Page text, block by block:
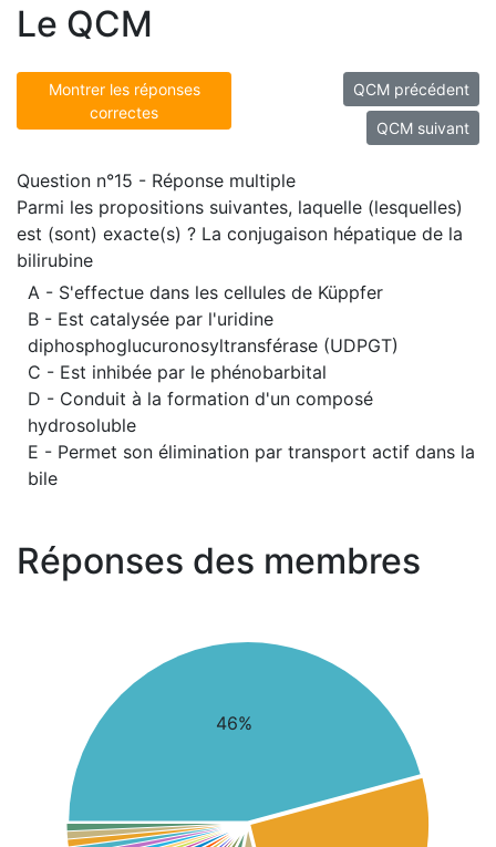
Le QCM
Montrer les réponses
correctes
QCM précédent
QCM suivant
Question n°15 - Réponse multiple
Parmi les propositions suivantes, laquelle (lesquelles)
est (sont) exacte(s) ? La conjugaison hépatique de la
bilirubine
A - S'effectue dans les cellules de Küppfer
B - Est catalysée par l'uridine
diphosphoglucuronosyltransférase (UDPGT)
C - Est inhibée par le phénobarbital
D - Conduit à la formation d'un composé
hydrosoluble
E - Permet son élimination par transport actif dans la
bile
Réponses des membres
46%